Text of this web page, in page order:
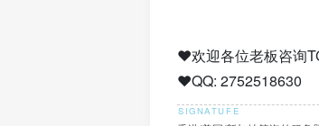
❤️欢迎各位老板咨询
❤️QQ: 2752518630